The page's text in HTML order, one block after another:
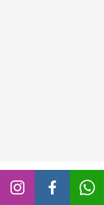
SeguiteNovella
su:
Facebook ,